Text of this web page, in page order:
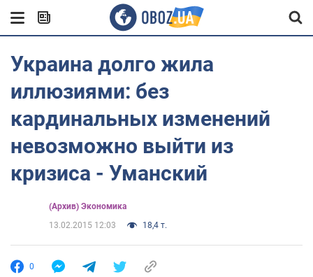
Украина долго жила
иллюзиями: без
кардинальных изменений
невозможно выйти из
кризиса - Уманский
(Архив) Экономика
13.02.2015 12:03
18,4 т.
0